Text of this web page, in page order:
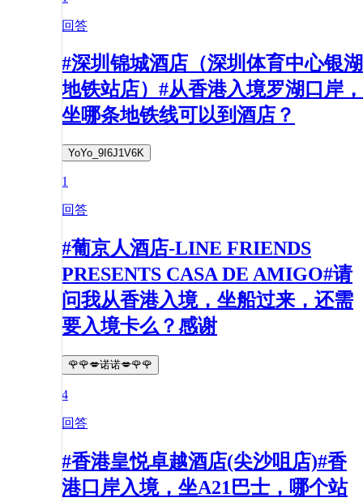
回答
#深圳锦城酒店（深圳体育中心银湖
地铁站店）#从香港入境罗湖口岸，
坐哪条地铁线可以到酒店？
YoYo_9I6J1V6K
1
回答
#葡京人酒店-LINE FRIENDS
PRESENTS CASA DE AMIGO#请
问我从香港入境，坐船过来，还需
要入境卡么？感谢
🌹🌹💋诺诺💋🌹🌹
4
回答
#香港皇悦卓越酒店(尖沙咀店)#香
港口岸入境，坐A21巴士，哪个站